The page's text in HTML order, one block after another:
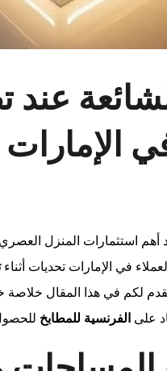
الإمارات
أهم استثمارات المنزل
في الإمارات تحديات أثناء
لكم في هذا المقال خلاصة
على الفرنسية للمطابخ